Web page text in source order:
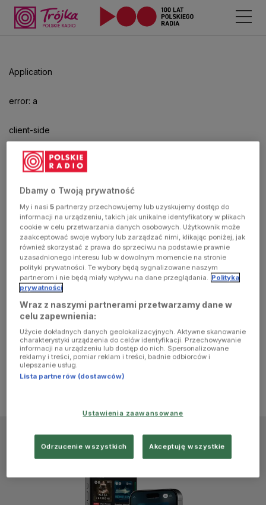
Application
error: a
client-side
exception
has
occurred
(see the
browser
console for
more
information)
aby
odtwarzać.
Dbamy o Twoją prywatność
My i nasi5 partnerzy przechowujemy lub uzyskujemy dostęp do
informacji na urządzeniu, takich jak unikalne identyfikatory w plikach
cookie w celu przetwarzania danych osobowych. Użytkownik może
zaakceptować swoje wybory lub zarządzać nimi, klikając poniżej, jak
również skorzystać z prawa do sprzeciwu na podstawie prawnie
uzasadnionego interesu lub w dowolnym momencie na stronie
polityki prywatności. Te wybory będą sygnalizowane naszym
partnerom i nie będą miały wpływu na dane przeglądania. Polityka
prywatności
Wraz z naszymi partnerami przetwarzamy dane w
celu zapewnienia:
Użycie dokładnych danych geolokalizacyjnych. Aktywne skanowanie
charakterystyki urządzenia do celów identyfikacji. Przechowywanie
informacji na urządzeniu lub dostęp do nich. Spersonalizowane
reklamy i treści, pomiar reklam i treści, badnie odbiorców i
ulepszanie usług.
Lista partnerów (dostawców)
Ustawienia zaawansowane
Odrzucenie wszystkich Akceptuję wszystkie